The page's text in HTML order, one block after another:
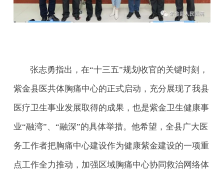
张志勇指出，在“十三五”规划收官的关键时刻，
紫金县医共体胸痛中心的正式启动，充分展现了我县
医疗卫生事业发展取得的成果，也是紫金卫生健康事
业“融湾”、“融深”的具体举措。他希望，全县广大医
务工作者把胸痛中心建设作为健康紫金建设的一项重
点工作全力推动，加强区域胸痛中心协同救治网络体